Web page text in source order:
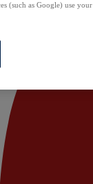
(such as Google) use your